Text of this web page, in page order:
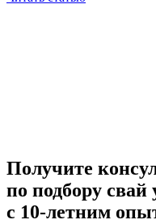
Получите
по подбору свай
с 10-летним